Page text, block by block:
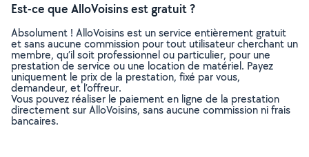
Est-ce que AlloVoisins est gratuit ?
Absolument ! AlloVoisins est un service entièrement gratuit
et sans aucune commission pour tout utilisateur cherchant un
membre, qu’il soit professionnel ou particulier, pour une
prestation de service ou une location de matériel. Payez
uniquement le prix de la prestation, fixé par vous,
demandeur, et l’offreur.
Vous pouvez réaliser le paiement en ligne de la prestation
directement sur AlloVoisins, sans aucune commission ni frais
bancaires.